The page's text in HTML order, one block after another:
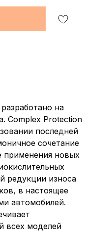
на
Complex Protection
последней
сочетание
применения новых
редукции износа
в настоящее
автомобилей.
всех моделей